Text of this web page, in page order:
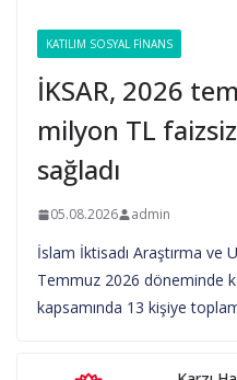
KATILIM SOSYAL FINANS
İKSAR, 2026
milyon TL
sağladı
05.08.2026 admin
İslam İktisadı Araştırma ve
Temmuz 2026 döneminde
kapsamında 13 kişiye